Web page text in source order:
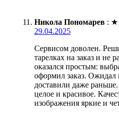
Никола Пономарев : ★
29.04.2025
Сервисом доволен.
тарелках на заказ и не
оказался простым:
оформил заказ.
доставили даже раньше.
целое и красивое.
изображения яркие и